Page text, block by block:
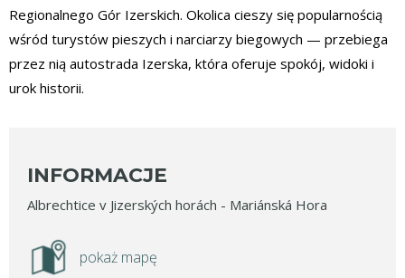
Regionalnego Gór Izerskich. Okolica cieszy się popularnością
wśród turystów pieszych i narciarzy biegowych — przebiega
przez nią autostrada Izerska, która oferuje spokój, widoki i
urok historii.
INFORMACJE
Albrechtice v Jizerských horách - Mariánská Hora
pokaż mapę